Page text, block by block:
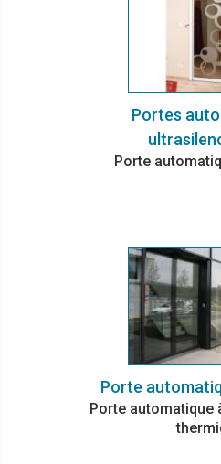
Portes
Porte
Porte
Porte automatique